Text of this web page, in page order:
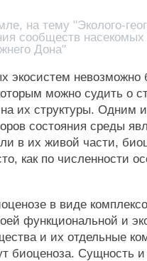
на тему "Эколого-
сообществ насекомых
Дона"
экосистем невозможно
можно судить о
на их структуры. Одним
состояния среды
в их живой части,
как по численности
в виде
функциональной и
и их отдельные
биоценоза. Сущность